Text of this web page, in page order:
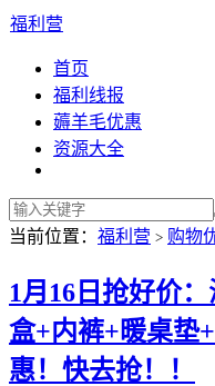
福利营
首页
福利线报
薅羊毛优惠
资源大全
当前位置： 福利营 > 购物
1月16日抢好价
盒+内裤+暖桌垫
惠！快去抢！！